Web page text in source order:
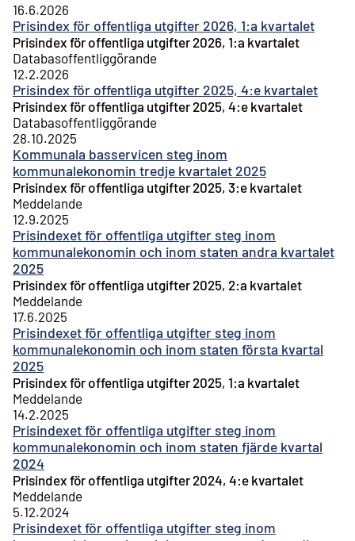
Prisindex för offentliga utgifter 2026, 1:a kvartalet
16.6.2026
Prisindex för offentliga utgifter 2026, 1:a kvartalet
Databasoffentliggörande
Prisindex för offentliga utgifter 2025, 4:e kvartalet
12.2.2026
Prisindex för offentliga utgifter 2025, 4:e kvartalet
Databasoffentliggörande
Kommunala basservicen steg inom
kommunalekonomin tredje kvartalet 2025
28.10.2025
Prisindex för offentliga utgifter 2025, 3:e kvartalet
Meddelande
Prisindexet för offentliga utgifter steg inom
kommunalekonomin och inom staten andra kvartalet
2025
12.9.2025
Prisindex för offentliga utgifter 2025, 2:a kvartalet
Meddelande
Prisindexet för offentliga utgifter steg inom
kommunalekonomin och inom staten första kvartal
2025
17.6.2025
Prisindex för offentliga utgifter 2025, 1:a kvartalet
Meddelande
Prisindexet för offentliga utgifter steg inom
kommunalekonomin och inom staten fjärde kvartal
2024
14.2.2025
Prisindex för offentliga utgifter 2024, 4:e kvartalet
Meddelande
Prisindexet för offentliga utgifter steg inom
5.12.2024